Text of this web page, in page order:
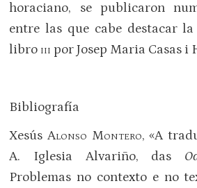
horaciano, se publicaron
entre las que cabe destacar
libro iii por Josep Maria Casas i
Bibliografía
XesúsAlonso Montero, «A
A. Iglesia Alvariño, das
Problemas no contexto e no